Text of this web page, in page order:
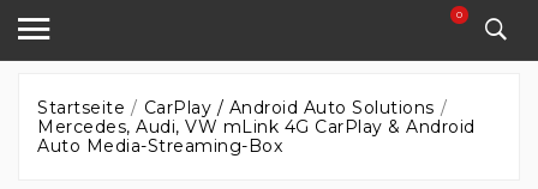
0
Startseite
CarPlay / Android Auto Solutions
Mercedes, Audi, VW mLink 4G CarPlay & Android
Auto Media-Streaming-Box